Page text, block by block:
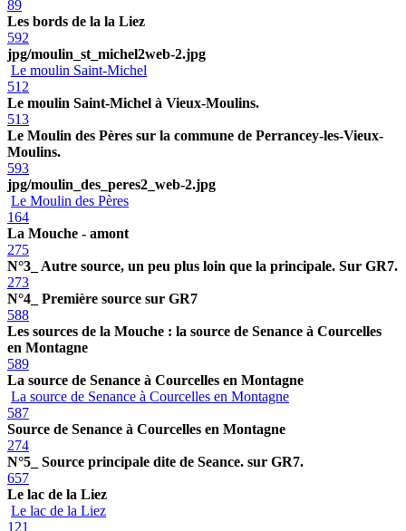
89
Les bords de la la Liez
592
jpg/moulin_st_michel2web-2.jpg
Le moulin Saint-Michel
512
Le moulin Saint-Michel à Vieux-Moulins.
513
Le Moulin des Pères sur la commune de Perrancey-les-Vieux-
Moulins.
593
jpg/moulin_des_peres2_web-2.jpg
Le Moulin des Pères
164
La Mouche - amont
275
N°3_ Autre source, un peu plus loin que la principale. Sur GR7.
273
N°4_ Première source sur GR7
588
Les sources de la Mouche : la source de Senance à Courcelles
en Montagne
589
La source de Senance à Courcelles en Montagne
La source de Senance à Courcelles en Montagne
587
Source de Senance à Courcelles en Montagne
274
N°5_ Source principale dite de Seance. sur GR7.
657
Le lac de la Liez
Le lac de la Liez
121